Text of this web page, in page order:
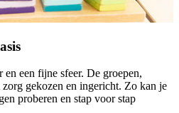
een fijne sfeer. De groepen,
gekozen en ingericht. Zo kan je
proberen en stap voor stap